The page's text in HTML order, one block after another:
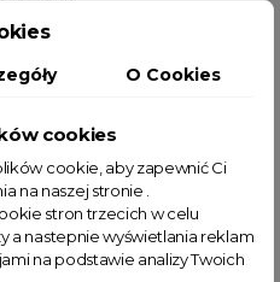
z cyrkoniami
sukienka z zakładkami
sukienki na wesele
O Cookies
cookies
cookie, aby zapewnić Ci
na naszej stronie .
stron trzecich w celu
a nastepnie wyświetlania reklam
na podstawie analizy Twoich